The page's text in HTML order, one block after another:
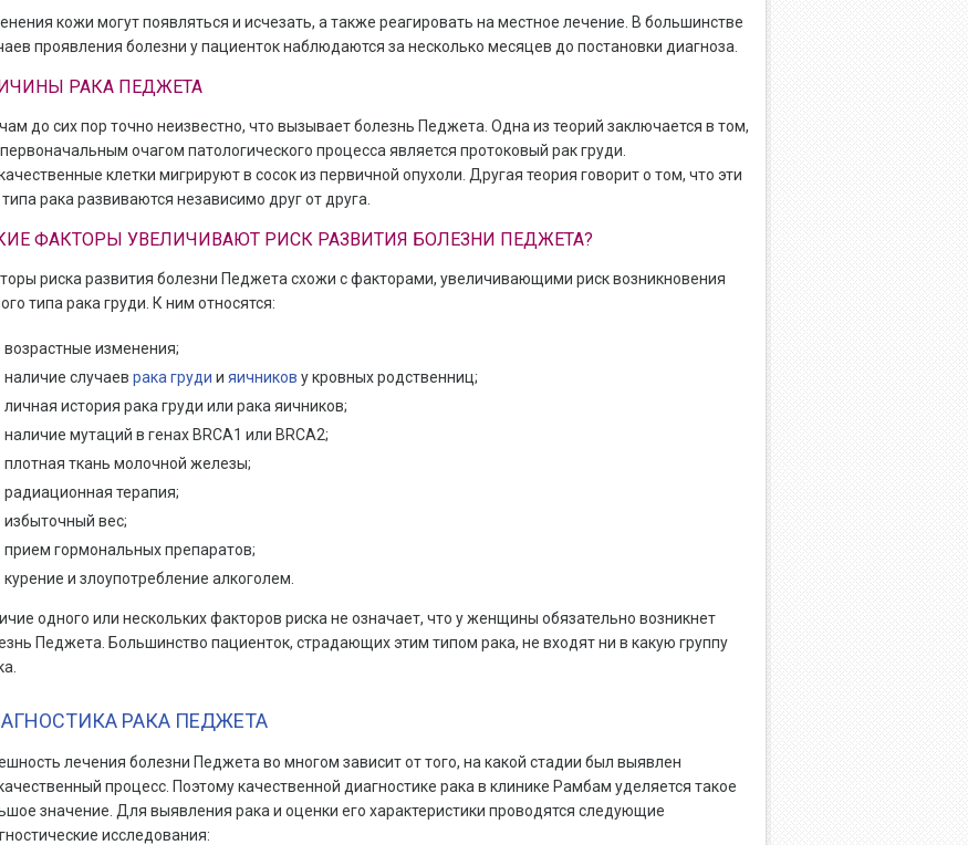
кожи могут появляться и исчезать, а также реагировать на местное лечение. В большинстве
проявления болезни у пациенток наблюдаются за несколько месяцев до постановки диагноза.
РАКА ПЕДЖЕТА
до сих пор точно неизвестно, что вызывает болезнь Педжета. Одна из теорий заключается в том,
очагом патологического процесса является протоковый рак груди.
клетки мигрируют в сосок из первичной опухоли. Другая теория говорит о том, что эти
рака развиваются независимо друг от друга.
ФАКТОРЫ УВЕЛИЧИВАЮТ РИСК РАЗВИТИЯ БОЛЕЗНИ ПЕДЖЕТА?
риска развития болезни Педжета схожи с факторами, увеличивающими риск возникновения
типа рака груди. К ним относятся:
возрастные изменения;
наличие случаев рака груди и яичников у кровных родственниц;
личная история рака груди или рака яичников;
наличие мутаций в генах BRCA1 или BRCA2;
плотная ткань молочной железы;
радиационная терапия;
избыточный вес;
прием гормональных препаратов;
курение и злоупотребление алкоголем.
одного или нескольких факторов риска не означает, что у женщины обязательно возникнет
Педжета. Большинство пациенток, страдающих этим типом рака, не входят ни в какую группу
РАКА ПЕДЖЕТА
лечения болезни Педжета во многом зависит от того, на какой стадии был выявлен
процесс. Поэтому качественной диагностике рака в клинике Рамбам уделяется такое
значение. Для выявления рака и оценки его характеристики проводятся следующие
исследования: